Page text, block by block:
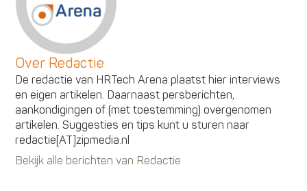
Over Redactie
De redactie van HRTech Arena plaatst hier interviews
en eigen artikelen. Daarnaast persberichten,
aankondigingen of (met toestemming) overgenomen
artikelen. Suggesties en tips kunt u sturen naar
redactie[AT]zipmedia.nl
Bekijk alle berichten van Redactie